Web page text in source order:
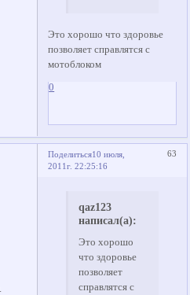
Это хорошо что здоровье
позволяет справлятся с
мотоблоком
0
Поделиться 63
10 июля,
2011г. 22:25:16
qaz123
написал(а):
Это хорошо
что здоровье
позволяет
справлятся с